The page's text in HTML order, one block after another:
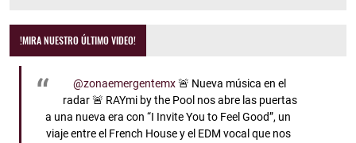
!MIRA NUESTRO ÚLTIMO VIDEO!
@zonaemergentemx🚨 Nueva música en el
radar 🚨 RAYmi by the Pool nos abre las puertas
a una nueva era con “I Invite You to Feel Good”, un
viaje entre el French House y el EDM vocal que nos